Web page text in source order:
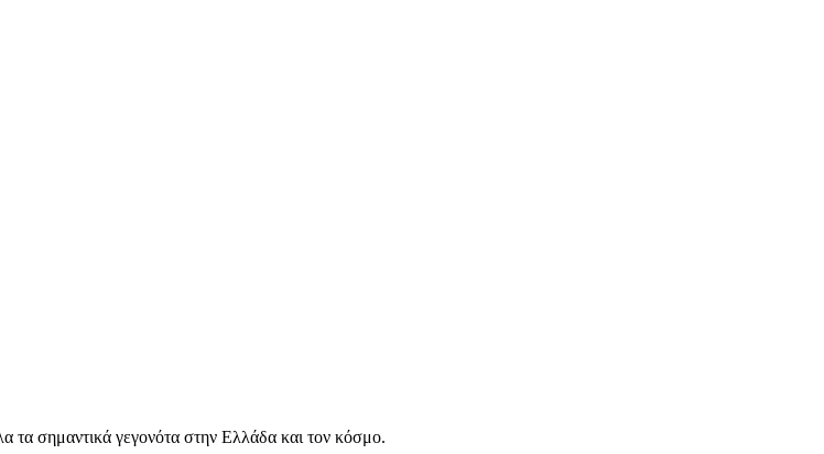
τα σημαντικά γεγονότα στην Ελλάδα και τον κόσμο.